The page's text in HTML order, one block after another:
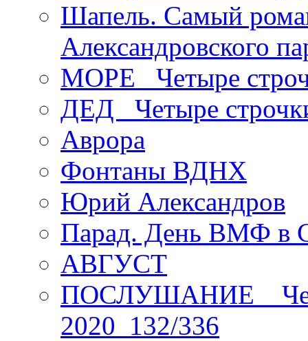
Шапель. Самый
Александровского
МОРЕ _Четыре
ДЕД _Четыре
Аврора
Фонтаны ВДНХ
Юрий Александров
Парад. День ВМФ в
АВГУСТ
ПОСЛУШАНИЕ _
2020_132/336